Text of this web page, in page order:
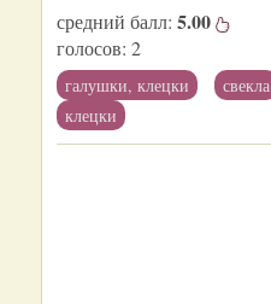
средний балл: 5.00
голосов: 2
галушки, клецки
свекла
клецки